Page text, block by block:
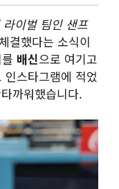
이벌 팀인 샌프
결했다는 소식이
배신으로 여기고
스타그램에 적었
까워했습니다.